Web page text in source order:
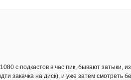
с подкастов в час пик, бывают затыки,
закачка на диск), и уже затем смотреть